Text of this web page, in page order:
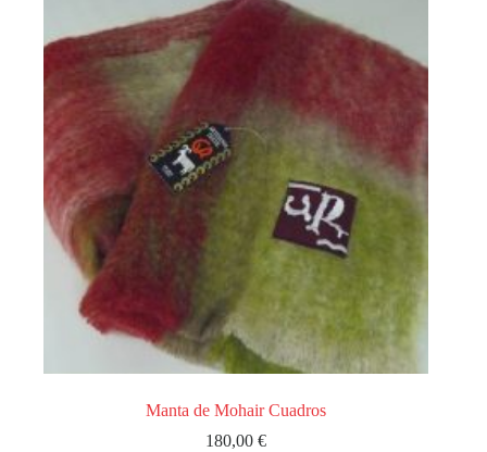
Manta de Mohair Cuadros
180,00€